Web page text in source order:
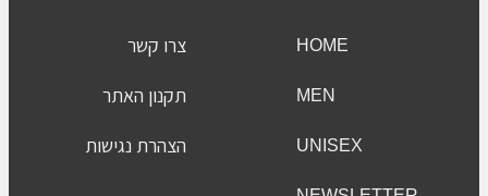
HOME
MEN
UNISEX
צרו קשר
תקנון האתר
הצהרת נגישות